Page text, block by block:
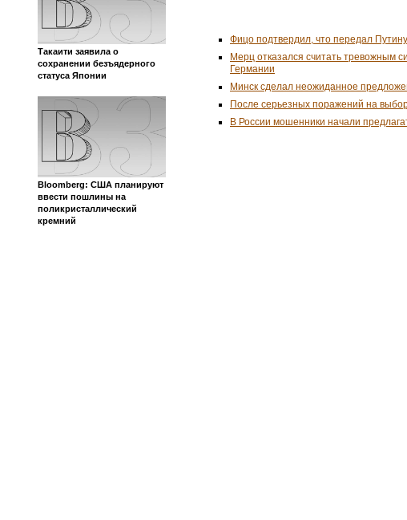
Такаити заявила о
сохранении безъядерного
статуса Японии
Bloomberg: США планируют
ввести пошлины на
поликристаллический
кремний
Фицо подтвердил, что передал
Мерц отказался считать тревожным
Германии
Минск сделал неожиданное
После серьезных поражений на
В России мошенники начали